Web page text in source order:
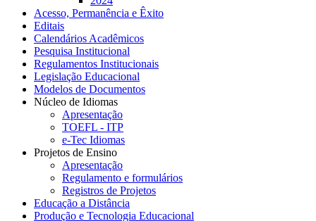
Acesso, Permanência e Êxito
Editais
Calendários Acadêmicos
Pesquisa Institucional
Regulamentos Institucionais
Legislação Educacional
Modelos de Documentos
Núcleo de Idiomas
Apresentação
TOEFL - ITP
e-Tec Idiomas
Projetos de Ensino
Apresentação
Regulamento e formulários
Registros de Projetos
Educação a Distância
Produção e Tecnologia Educacional